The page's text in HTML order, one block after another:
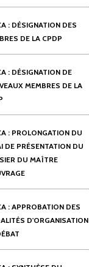
: DÉSIGNATION DES
DE LA CPDP
: DÉSIGNATION DE
MEMBRES DE LA
: PROLONGATION DU
DE PRÉSENTATION DU
DU MAÎTRE
: APPROBATION DES
D'ORGANISATION